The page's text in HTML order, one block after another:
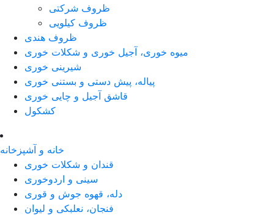
ظروف شرکتی
ظروف کیلویی
ظروف هندی
میوه خوری، آجیل خوری و شکلات خوری
شیرینی خوری
پیاله، پیش دستی و بستنی خوری
قاشق آجیل و چایی خوری
کشکول
خانه و آشپزخانه
قندان و شکلات خوری
سینی و اردوخوری
دله، قهوه جوش و قوری
فنجان، نعلبکی و لیوان